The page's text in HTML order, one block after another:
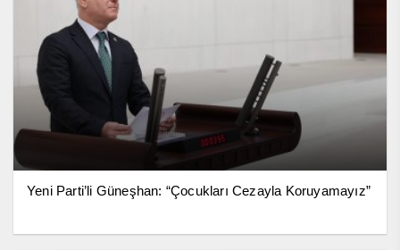
Yeni Parti’li Güneşhan: “Çocukları Cezayla Koruyamayız”